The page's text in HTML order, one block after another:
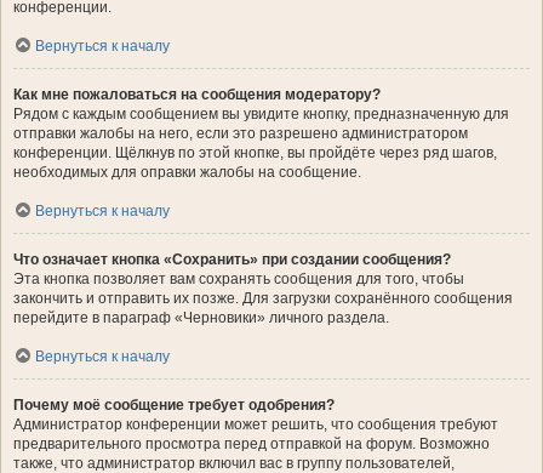
конференции.
Вернуться к началу
Как мне пожаловаться на сообщения модератору?
Рядом с каждым сообщением вы увидите кнопку, предназначенную для
отправки жалобы на него, если это разрешено администратором
конференции. Щёлкнув по этой кнопке, вы пройдёте через ряд шагов,
необходимых для оправки жалобы на сообщение.
Вернуться к началу
Что означает кнопка «Сохранить» при создании сообщения?
Эта кнопка позволяет вам сохранять сообщения для того, чтобы
закончить и отправить их позже. Для загрузки сохранённого сообщения
перейдите в параграф «Черновики» личного раздела.
Вернуться к началу
Почему моё сообщение требует одобрения?
Администратор конференции может решить, что сообщения требуют
предварительного просмотра перед отправкой на форум. Возможно
также, что администратор включил вас в группу пользователей,